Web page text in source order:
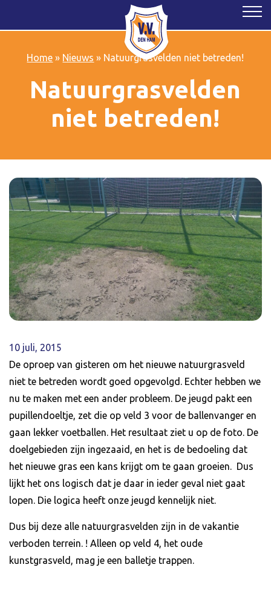
Home » Nieuws » Natuurgrasvelden niet betreden!
Natuurgrasvelden
niet betreden!
10 juli, 2015
De oproep van gisteren om het nieuwe natuurgrasveld
niet te betreden wordt goed opgevolgd. Echter hebben we
nu te maken met een ander probleem. De jeugd pakt een
pupillendoeltje, zet die op veld 3 voor de ballenvanger en
gaan lekker voetballen. Het resultaat ziet u op de foto. De
doelgebieden zijn ingezaaid, en het is de bedoeling dat
het nieuwe gras een kans krijgt om te gaan groeien. Dus
lijkt het ons logisch dat je daar in ieder geval niet gaat
lopen. Die logica heeft onze jeugd kennelijk niet.
Dus bij deze alle natuurgrasvelden zijn in de vakantie
verboden terrein. ! Alleen op veld 4, het oude
kunstgrasveld, mag je een balletje trappen.